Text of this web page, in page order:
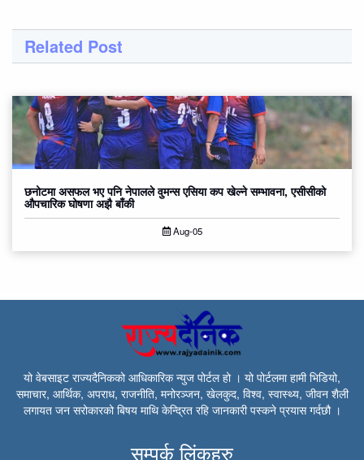
Related Post
छनोटमा असफल भए पनि नेपालले वुमन्स एसिया कप खेल्ने सम्भावना, एसीसीको
औपचारिक घोषणा अझै बाँकी
Aug-05
यो वेबसाइट राज्यदैनिकको आधिकारिक न्युज पोर्टल हो । यो पोर्टलमा हामी भिडियो,
समाचार, आर्थिक, अपराध, राजनीति, मनोरञ्जन, खेलकुद, विश्व, स्वास्थ्य, जीवन शैली
लगायत जन सरोकारको बिषय माथि केन्द्रित रहि जानकारी पस्कने प्रयास गर्दछौ ।
सम्पर्क लिंकहरु